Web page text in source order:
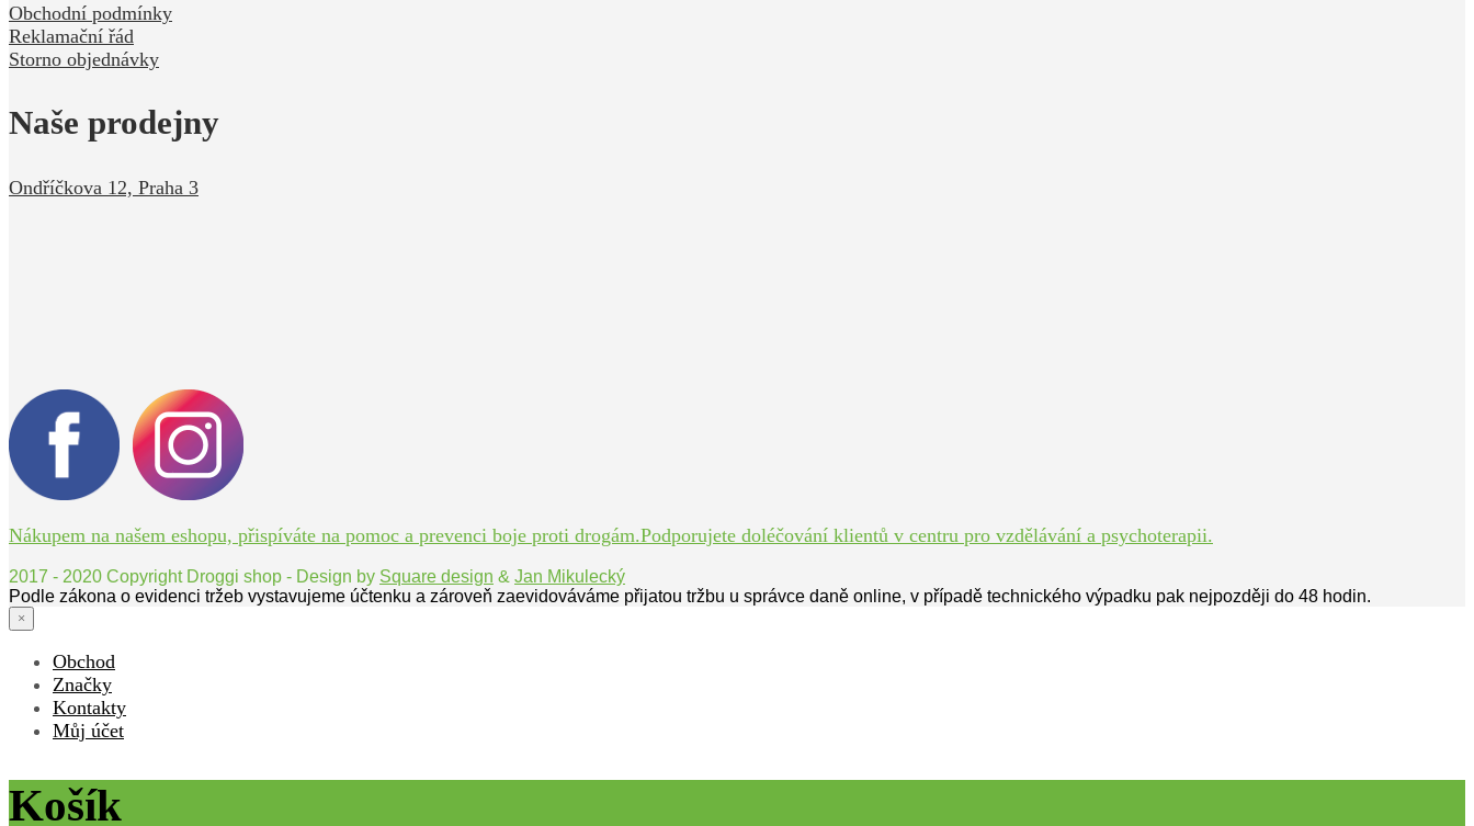
Obchodní podmínky
Reklamační řád
Storno objednávky
Naše prodejny
Ondříčkova 12, Praha 3
Nákupem na našem eshopu, přispíváte na pomoc a prevenci boje proti drogám.Podporujete doléčování klientů v centru pro vzdělávání a psychoterapii.
2017 - 2020 Copyright Droggi shop - Design by Square design & Jan Mikulecký
Podle zákona o evidenci tržeb vystavujeme účtenku a zároveň zaevidováváme přijatou tržbu u správce daně online, v případě technického výpadku pak nejpozději do 48 hodin.
×
Obchod
Značky
Kontakty
Můj účet
Košík